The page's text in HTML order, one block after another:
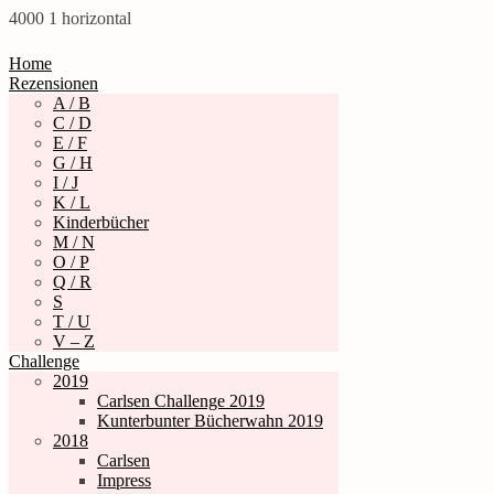
4000 1 horizontal
Home
Rezensionen
A / B
C / D
E / F
G / H
I / J
K / L
Kinderbücher
M / N
O / P
Q / R
S
T / U
V – Z
Challenge
2019
Carlsen Challenge 2019
Kunterbunter Bücherwahn 2019
2018
Carlsen
Impress